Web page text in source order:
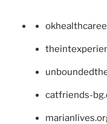
catfriends-